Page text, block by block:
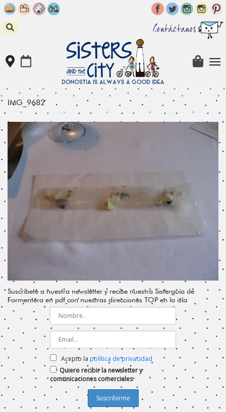
Skip
to
content
Contáctanos
IMG_9682
Suscríbete a nuestra newsletter y recibe nuestra Sisterguía de
Formentera en pdf con nuestras direcciones TOP en la isla
Acepto la política de privacidad
Quiero recibir la newsletter y
comunicaciones comerciales